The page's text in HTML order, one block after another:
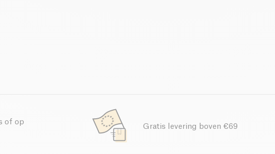
of op
Gratis levering boven €69